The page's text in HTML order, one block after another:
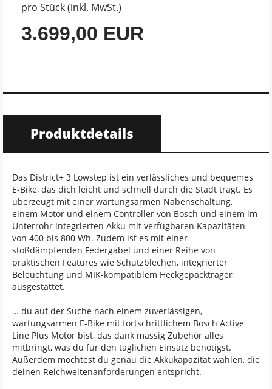
pro Stück (inkl. MwSt.)
3.699,00 EUR
Produktdetails
Das District+ 3 Lowstep ist ein verlässliches und bequemes
E-Bike, das dich leicht und schnell durch die Stadt trägt. Es
überzeugt mit einer wartungsarmen Nabenschaltung,
einem Motor und einem Controller von Bosch und einem im
Unterrohr integrierten Akku mit verfügbaren Kapazitäten
von 400 bis 800 Wh. Zudem ist es mit einer
stoßdämpfenden Federgabel und einer Reihe von
praktischen Features wie Schutzblechen, integrierter
Beleuchtung und MIK-kompatiblem Heckgepäckträger
ausgestattet.
… du auf der Suche nach einem zuverlässigen,
wartungsarmen E-Bike mit fortschrittlichem Bosch Active
Line Plus Motor bist, das dank massig Zubehör alles
mitbringt, was du für den täglichen Einsatz benötigst.
Außerdem möchtest du genau die Akkukapazität wählen, die
deinen Reichweitenanforderungen entspricht.